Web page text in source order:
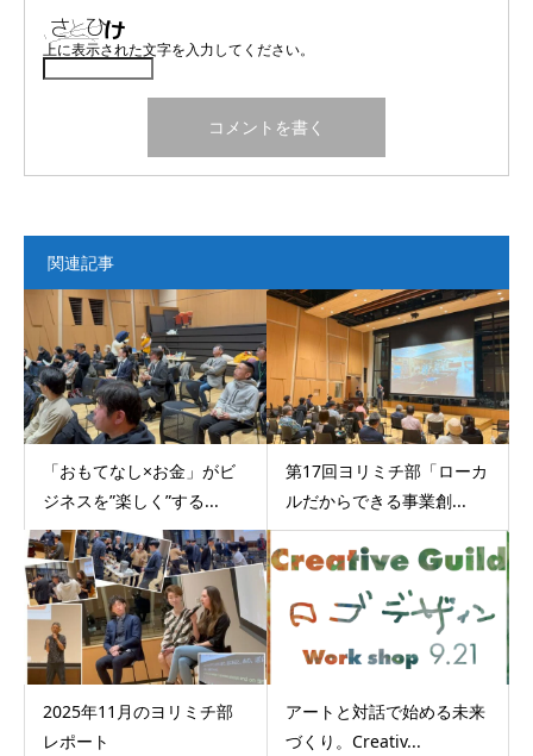
上に表示された文字を入力してください。
関連記事
「おもてなし×お金」がビ
ジネスを”楽しく”する...
第17回ヨリミチ部「ローカ
ルだからできる事業創...
2025年11月のヨリミチ部
レポート
アートと対話で始める未来
づくり。Creativ...